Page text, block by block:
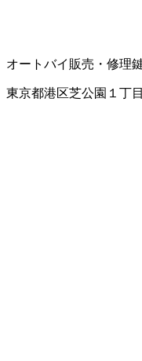
オートバイ販売・修理
東京都港区芝公園１丁